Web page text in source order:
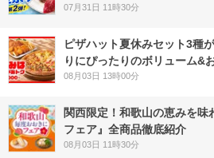
07月31日 11時30分
ピザハット夏休みセット3種
りにぴったりのボリューム&
08月03日 13時00分
関西限定！和歌山の恵みを味
フェア』全商品徹底紹介
08月03日 11時30分